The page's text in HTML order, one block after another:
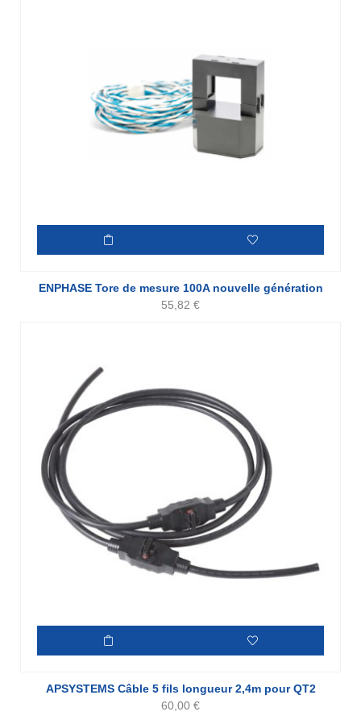
ENPHASE Tore de mesure 100A nouvelle génération
55,82 €
APSYSTEMS Câble 5 fils longueur 2,4m pour QT2
60,00 €